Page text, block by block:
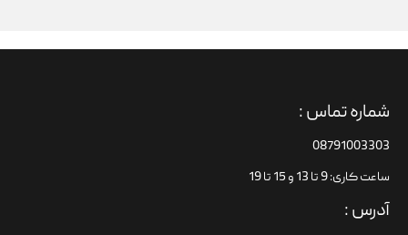
شماره تماس :
08791003303
ساعت کاری: 9 تا 13 و 15 تا 19
آدرس :